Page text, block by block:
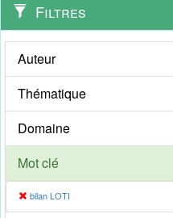
Filtres
Auteur
Thématique
Domaine
Mot clé
bilan LOTI